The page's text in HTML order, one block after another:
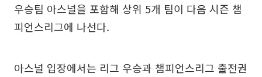
우승팀 아스널을 포함해 상위 5개 팀이 다음 시즌 챔
피언스리그에 나선다.
아스널 입장에서는 리그 우승과 챔피언스리그 출전권